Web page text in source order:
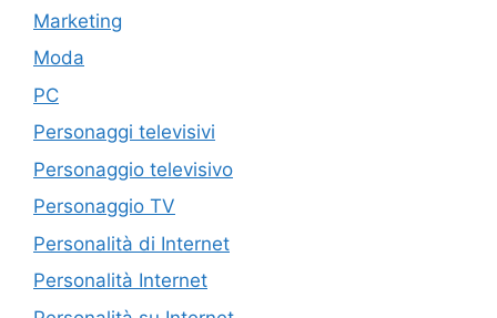
Marketing
Moda
PC
Personaggi televisivi
Personaggio televisivo
Personaggio TV
Personalità di Internet
Personalità Internet